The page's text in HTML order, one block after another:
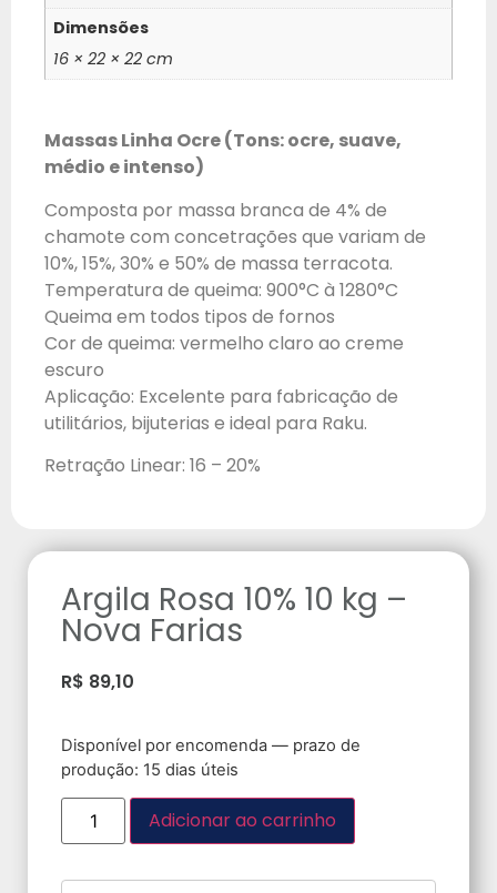
Dimensões
16 × 22 × 22 cm
Massas Linha Ocre (Tons: ocre, suave,
médio e intenso)
Composta por massa branca de 4% de
chamote com concetrações que variam de
10%, 15%, 30% e 50% de massa terracota.
Temperatura de queima: 900°C à 1280°C
Queima em todos tipos de fornos
Cor de queima: vermelho claro ao creme
escuro
Aplicação: Excelente para fabricação de
utilitários, bijuterias e ideal para Raku.
Retração Linear: 16 – 20%
Argila Rosa 10% 10 kg –
Nova Farias
R$ 89,10
Disponível por encomenda — prazo de
produção: 15 dias úteis
Adicionar ao carrinho